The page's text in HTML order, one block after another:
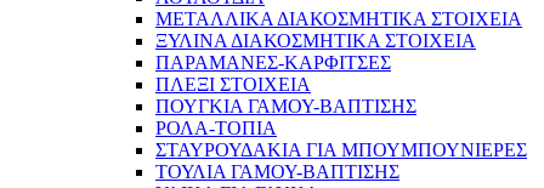
ΜΕΤΑΛΛΙΚΑ ΔΙΑΚΟΣΜΗΤΙΚΑ ΣΤΟΙΧΕΙΑ
ΞΥΛΙΝΑ ΔΙΑΚΟΣΜΗΤΙΚΑ ΣΤΟΙΧΕΙΑ
ΠΑΡΑΜΑΝΕΣ-ΚΑΡΦΙΤΣΕΣ
ΠΛΕΞΙ ΣΤΟΙΧΕΙΑ
ΠΟΥΓΚΙΑ ΓΑΜΟΥ-ΒΑΠΤΙΣΗΣ
ΡΟΛΑ-ΤΟΠΙΑ
ΣΤΑΥΡΟΥΔΑΚΙΑ ΓΙΑ ΜΠΟΥΜΠΟΥΝΙΕΡΕΣ
ΤΟΥΛΙΑ ΓΑΜΟΥ-ΒΑΠΤΙΣΗΣ